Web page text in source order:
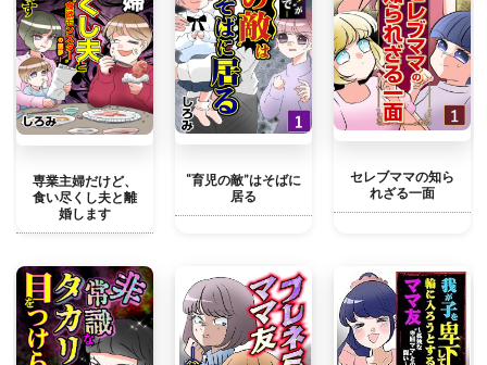
専業主婦だけど、
食い尽くし夫と離
婚します
“育児の敵”はそばに
居る
セレブママの知ら
れざる一面